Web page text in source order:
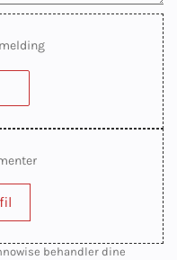
behandler dine